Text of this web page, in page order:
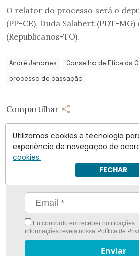
O relator do processo será o
(PP-CE), Duda Salabert (PDT-
(Republicanos-TO).
André Janones Conselho de Ética da
processo de cassação
Compartilhar
Nunca foi tão fácil ficar bem
Eu concordo em receber notificações
informações reveja nossa Política de
Enviar
Utilizamos cookies e tecnologia
experiência de navegação de
cookies.
FECHAR